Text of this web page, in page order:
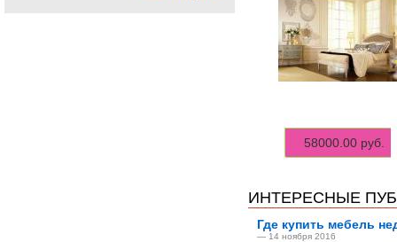
58000.00 руб.
ИНТЕРЕСНЫЕ
Где купить мебель
— 14 ноября 2016